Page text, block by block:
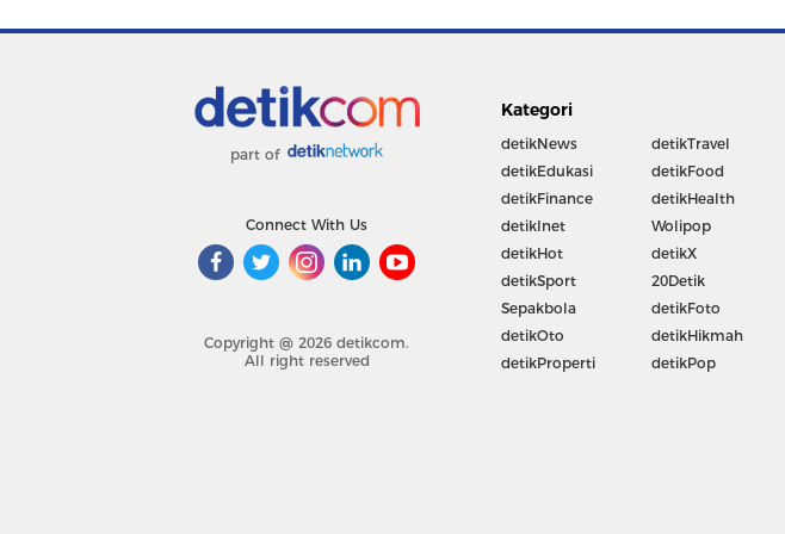
part of
Connect With Us
Copyright @ 2026 detikcom.
All right reserved
Kategori
detikNews
detikEdukasi
detikFinance
detikInet
detikHot
detikSport
Sepakbola
detikOto
detikProperti
detikTravel
detikFood
detikHealth
Wolipop
detikX
20Detik
detikFoto
detikHikmah
detikPop